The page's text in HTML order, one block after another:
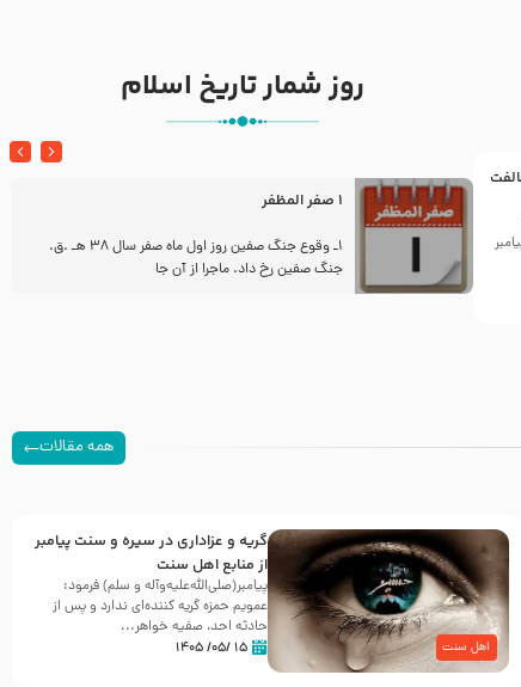
روز شمار تاریخ اسلام
1 صفر المظفر
1ـ وقوع جنگ صفین روز اول ماه صفر سال 38 هـ .ق.
جنگ صفین رخ داد. ماجرا از آن جا
همه مقالات
اهل سنت
گریه و عزاداری در سیره و سنت پیامبر
از منابع اهل سنت
پیامبر(صلی‌الله‌علیه‌وآله و سلم) فرمود:
عمویم حمزه گریه کننده‌ای ندارد و پس از
حادثه احد، صفیه خواهر...
۱۵ /۰۵/ ۱۴۰۵